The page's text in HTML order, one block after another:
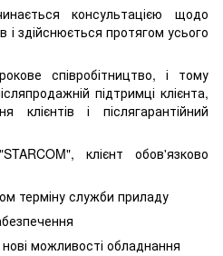
консультацією щодо
і здійснюється протягом усього
співробітництво, і тому
підтримці клієнта,
клієнтів і післягарантійний
клієнт обов'язково
терміну служби приладу
можливості обладнання